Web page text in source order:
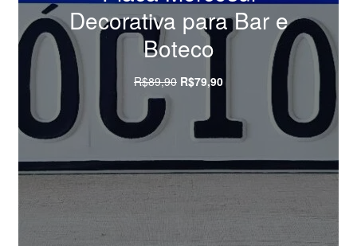
Decorativa para Bar e
Boteco
R$89,90 O
era:
R$89,90.
R$79,90O
é:
R$79,90.
Compre agora